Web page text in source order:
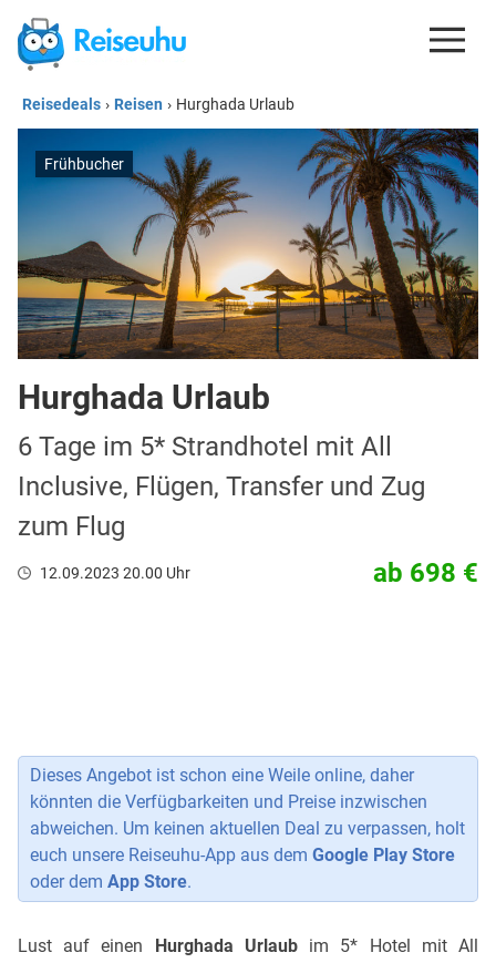
REISEDEALS
GUTSCHEINE
KREDITKARTEN
ESIM
REISEBLOG
Reisedeals › Reisen › Hurghada Urlaub
Frühbucher
Hurghada Urlaub
6 Tage im 5* Strandhotel mit All
Inclusive, Flügen, Transfer und Zug
zum Flug
12.09.2023 20.00 Uhr ab 698 €
Dieses Angebot ist schon eine Weile online, daher
könnten die Verfügbarkeiten und Preise inzwischen
abweichen. Um keinen aktuellen Deal zu verpassen, holt
euch unsere Reiseuhu-App aus dem Google Play Store
oder dem App Store.
Lust auf einen Hurghada Urlaubim 5* Hotel mit All